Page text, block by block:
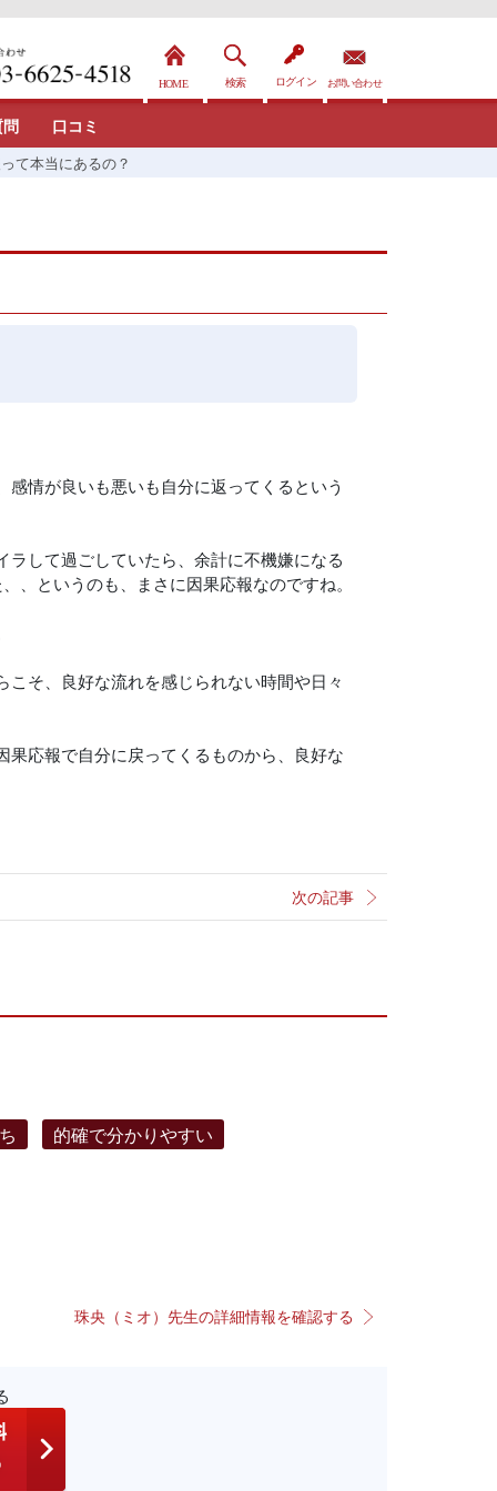
口コミ
て本当にあるの？
感情が良いも悪いも自分に返ってくるという
して過ごしていたら、余計に不機嫌になる
、というのも、まさに因果応報なのですね。
そ、良好な流れを感じられない時間や日々
応報で自分に戻ってくるものから、良好な
次の記事
的確で分かりやすい
珠央（ミオ）先生の詳細情報を確認する